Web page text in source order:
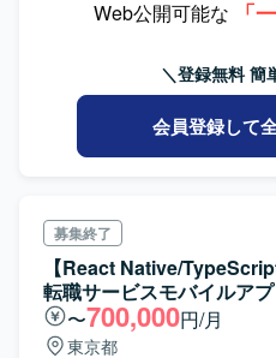
Web公開可能な
「
＼登録無料 簡
会員登録して
募集終了
【React Native/
転職サービスモバイルア
〜700,000円/月
東京都